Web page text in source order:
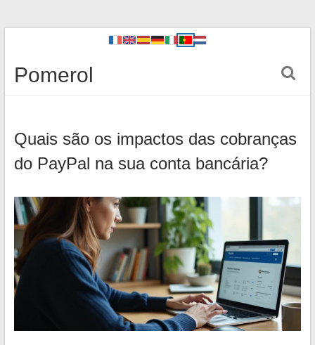
Pomerol
Quais são os impactos das cobranças
do PayPal na sua conta bancária?